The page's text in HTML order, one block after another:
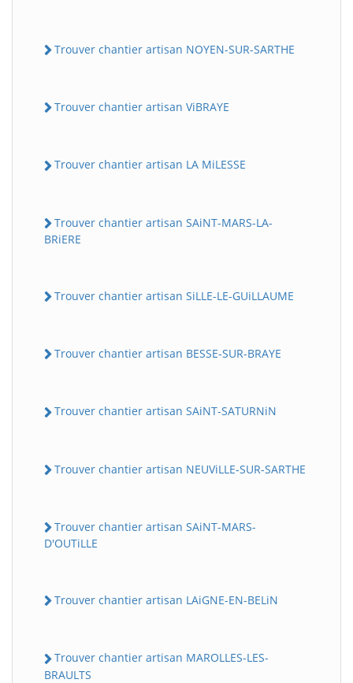
Trouver chantier artisan NOYEN-SUR-SARTHE
Trouver chantier artisan ViBRAYE
Trouver chantier artisan LA MiLESSE
Trouver chantier artisan SAiNT-MARS-LA-
BRiERE
Trouver chantier artisan SiLLE-LE-GUiLLAUME
Trouver chantier artisan BESSE-SUR-BRAYE
Trouver chantier artisan SAiNT-SATURNiN
Trouver chantier artisan NEUViLLE-SUR-SARTHE
Trouver chantier artisan SAiNT-MARS-
D'OUTiLLE
Trouver chantier artisan LAiGNE-EN-BELiN
Trouver chantier artisan MAROLLES-LES-
BRAULTS